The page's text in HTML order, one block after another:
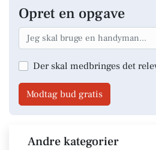
Opret en opgave
Der skal medbringes det
Modtag bud gratis
Andre kategorier